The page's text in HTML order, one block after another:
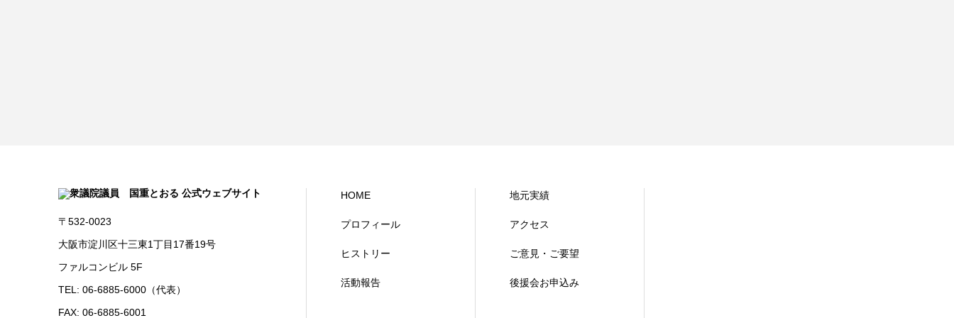
〒532-0023
大阪市淀川区十三東1丁目17番19号
ファルコンビル 5F
TEL: 06-6885-6000（代表）
FAX: 06-6885-6001
HOME
プロフィール
ヒストリー
活動報告
地元実績
アクセス
ご意見・ご要望
後援会お申込み